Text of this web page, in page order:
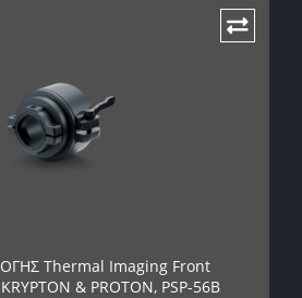
Thermal Imaging Front
& PROTON, PSP-56B